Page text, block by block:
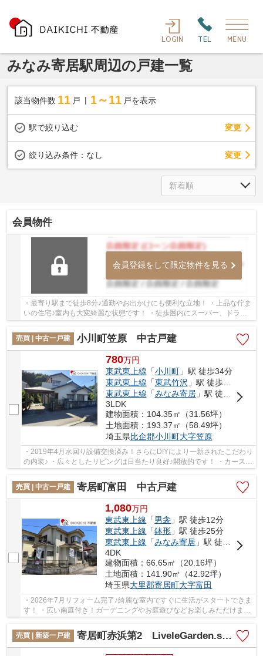
LOGIN TEL MENU
みなみ寄居駅周辺の戸建一覧
該当物件数 11 戸 1～11 戸を表示
駅で絞り込む 変更
絞り込み条件： なし 変更
会員物件
会員登録をして限定物件を見る
・最寄り駅まで徒歩8分♪通勤やお出かけにも便利な立地！ ・上品な佇ま
いの住宅♪室内も大変綺麗な状態です！ ・徒歩圏内にスーパー、ドラッ
グストア、コンビニがあるのでお買い物も困り...
売買 | 中古一戸建
小川町笠原 中古戸建
780万円
東武東上線 「小川町」駅 徒歩34分
東武東上線 「東武竹沢 」駅 徒歩25分
東武東上線 「みなみ寄居」駅 徒歩41分
3LDK
建物面積：104.35㎡（31.56坪）
土地面積：193.37㎡（58.49坪）
埼玉県比企郡小川町大字笠原
・2019年4月水回り設備交換済み！さらにDIYにより一新されたこだわり
の内装♪ ・広々としたリビングは日当たり良好♪開放的です！ ・カースペ
売買 | 中古一戸建
寄居町富田 中古戸建
1,080万円
東武東上線 「男衾 」駅 徒歩12分
東武東上線 「鉢形 」駅 徒歩25分
東武東上線 「みなみ寄居 」駅 徒歩33分
4DK
建物面積：66.65㎡（20.16坪）
土地面積：141.90㎡（42.92坪）
埼玉県大里郡寄居町大字富田
・2026年7月リフォーム完了♪綺麗な室内ですぐに生活がスタートできま
す！ ・広い南庭付き！ガーデニングやお庭遊びなどお楽しみただけま
売買 | 新築一戸建
寄居町赤浜第2 LiveleGarden.s 新築戸建 全1棟 1号棟